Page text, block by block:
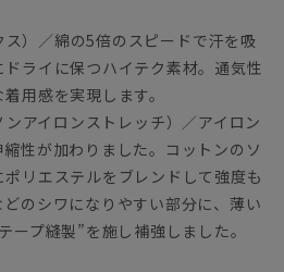
ス）／綿の5倍のスピードで汗を吸
ライに保つハイテク素材。通気性
用感を実現します。
アイロンストレッチ）／アイロン
性が加わりました。コットンのソ
リエステルをブレンドして強度も
のシワになりやすい部分に、薄い
ープ縫製”を施し補強しました。